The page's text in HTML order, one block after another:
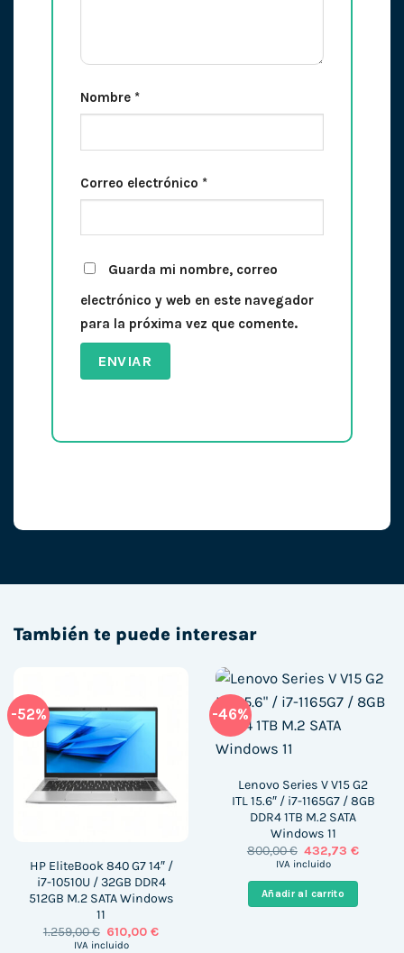
Nombre *
Correo electrónico *
Guarda mi nombre, correo
electrónico y web en este navegador
para la próxima vez que comente.
También te puede interesar
-52%
HP EliteBook 840 G7 14″ /
i7-10510U / 32GB DDR4
512GB M.2 SATA Windows
11
1.259,00€ El
precio
610,00€El
IVA incluido
-46%
Lenovo Series V V15 G2
ITL 15.6″ / i7-1165G7 / 8GB
DDR4 1TB M.2 SATA
Windows 11
800,00€ El
precio
era:
800,00 €.
432,73€El
IVA incluido
Añadir al carrito